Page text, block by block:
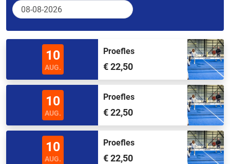
10
AUG.
Proefles
€ 22,50
10
AUG.
Proefles
€ 22,50
10
AUG.
Proefles
€ 22,50